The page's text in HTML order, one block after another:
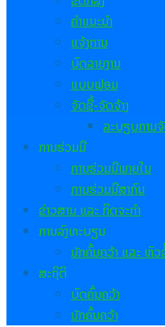
ຄຳແນະນຳ
ແຈ້ງການ
ບົດລາຍງານ
ແບບຟອມ
ຈັດຊື້-ຈັດຈ້າງ
ລະບຽບການ
ການຮ່ວມມື
ການຮ່ວມມືພາຍໃນ
ການຮ່ວມມືສາກົນ
ຂ່າວສານ ແລະ ກິດຈະກຳ
ການລົງທະບຽນ
ນັກຄົ້ນຄວ້າ ແລະ ຫົວ
ສະຖິຕິ
ບົດຄົ້ນຄວ້າ
ນັກຄົ້ນຄວ້າ